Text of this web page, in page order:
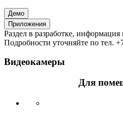
Демо
Приложения
Раздел в разработке,
Подробности уточняйте по тел.
Видеокамеры
Для